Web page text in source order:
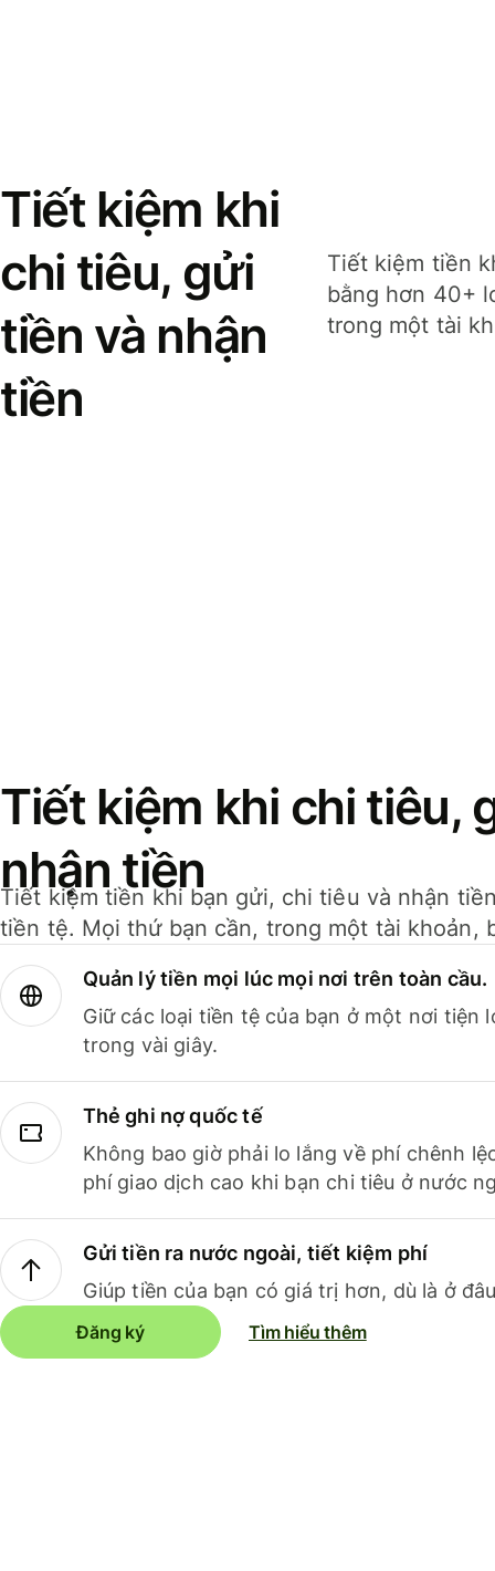
Tiết kiệm khi
chi tiêu, gửi
tiền và nhận
tiền
Tiết kiệm tiền
bằng hơn 40+
trong một tài
Tiết kiệm khi chi tiêu,
nhận tiền
Tiết kiệm tiền khi bạn gửi, chi tiêu và nhận
tiền tệ. Mọi thứ bạn cần, trong một tài khoản,
Quản lý tiền mọi lúc mọi nơi trên toàn cầu.
Giữ các loại tiền tệ của bạn ở một nơi tiện
trong vài giây.
Thẻ ghi nợ quốc tế
Không bao giờ phải lo lắng về phí chênh
phí giao dịch cao khi bạn chi tiêu ở nước
Gửi tiền ra nước ngoài, tiết kiệm phí
Giúp tiền của bạn có giá trị hơn, dù là ở
Đăng ký Tìm hiểu thêm